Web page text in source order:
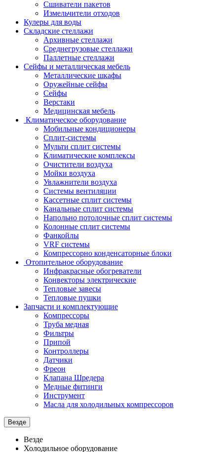
Сшиватели пакетов
Измельчители отходов
Кулеры для воды
Складские стеллажи
Архивные стеллажи
Среднегрузовые стеллажи
Паллетные стеллажи
Сейфы и металлическая мебель
Металлические шкафы
Оружейные сейфы
Сейфы
Верстаки
Медицинская мебель
Климатическое оборудование
Мобильные кондиционеры
Сплит-системы
Мульти сплит системы
Климатические комплексы
Очистители воздуха
Мойки воздуха
Увлажнители воздуха
Системы вентиляции
Кассетные сплит системы
Канальные сплит системы
Напольно потолочные сплит системы
Колонные сплит системы
Фанкойлы
VRF системы
Компрессорно конденсаторные блоки
Отопительное оборудование
Инфракрасные обогреватели
Конвекторы электрические
Тепловые завесы
Тепловые пушки
Запчасти и комплектующие
Компрессоры
Труба медная
Фильтры
Припой
Контроллеры
Датчики
Фреон
Клапана Шредера
Медные фитинги
Инструмент
Масла для холодильных компрессоров
Везде
Везде
Холодильное оборудование